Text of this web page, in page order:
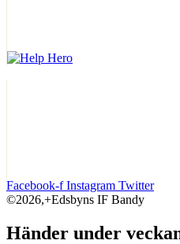
Facebook-f Instagram Twitter
©2026,+Edsbyns IF Bandy
Händer under